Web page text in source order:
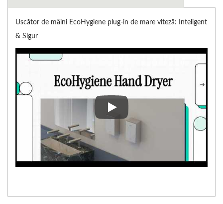
Uscător de mâini EcoHygiene plug-in de mare viteză: Inteligent
& Sigur
Uscător de mâini EcoHygiene